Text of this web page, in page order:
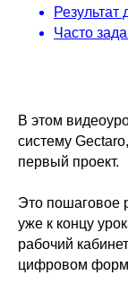
Результат
Часто
В этом
систему
первый проект.
Это пошаговое
уже к концу
рабочий
цифровом